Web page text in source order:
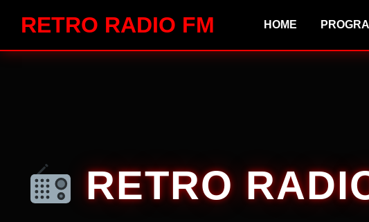
RETRO RADIO FM HOME
RETRO